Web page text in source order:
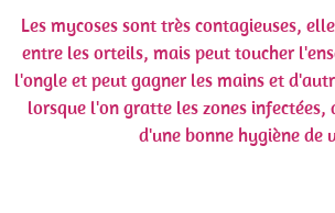
Les mycoses sont très contagieuses,
entre les orteils, mais peut toucher
l'ongle et peut gagner les mains et
lorsque l'on gratte les zones
d'une bonne hygiène de